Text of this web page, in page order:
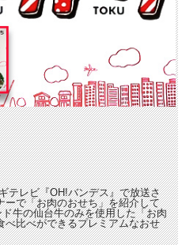
テレビ『OH!バンデス』で放送さ
ーで「お肉のおせち」を紹介して
牛の仙台牛のみを使用した「お肉
べ比べができるプレミアムなおせ